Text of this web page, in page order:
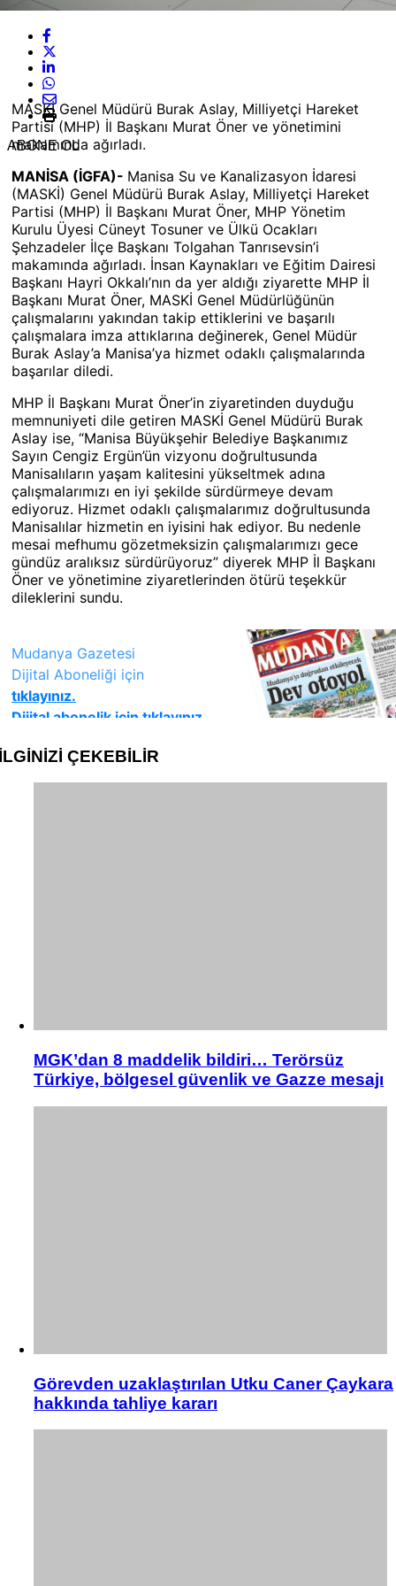
ABONE OL
MASKİ Genel Müdürü Burak Aslay, Milliyetçi Hareket
Partisi (MHP) İl Başkanı Murat Öner ve yönetimini
makamında ağırladı.
MANİSA (İGFA)- Manisa Su ve Kanalizasyon İdaresi
(MASKİ) Genel Müdürü Burak Aslay, Milliyetçi Hareket
Partisi (MHP) İl Başkanı Murat Öner, MHP Yönetim
Kurulu Üyesi Cüneyt Tosuner ve Ülkü Ocakları
Şehzadeler İlçe Başkanı Tolgahan Tanrısevsin’i
makamında ağırladı. İnsan Kaynakları ve Eğitim Dairesi
Başkanı Hayri Okkalı’nın da yer aldığı ziyarette MHP İl
Başkanı Murat Öner, MASKİ Genel Müdürlüğünün
çalışmalarını yakından takip ettiklerini ve başarılı
çalışmalara imza attıklarına değinerek, Genel Müdür
Burak Aslay’a Manisa’ya hizmet odaklı çalışmalarında
başarılar diledi.
MHP İl Başkanı Murat Öner’in ziyaretinden duyduğu
memnuniyeti dile getiren MASKİ Genel Müdürü Burak
Aslay ise, “Manisa Büyükşehir Belediye Başkanımız
Sayın Cengiz Ergün’ün vizyonu doğrultusunda
Manisalıların yaşam kalitesini yükseltmek adına
çalışmalarımızı en iyi şekilde sürdürmeye devam
ediyoruz. Hizmet odaklı çalışmalarımız doğrultusunda
Manisalılar hizmetin en iyisini hak ediyor. Bu nedenle
mesai mefhumu gözetmeksizin çalışmalarımızı gece
gündüz aralıksız sürdürüyoruz” diyerek MHP İl Başkanı
Öner ve yönetimine ziyaretlerinden ötürü teşekkür
dileklerini sundu.
ÇEKEBİLİR
MGK’dan 8 maddelik bildiri… Terörsüz
Türkiye, bölgesel güvenlik ve Gazze mesajı
Görevden uzaklaştırılan Utku Caner Çaykara
hakkında tahliye kararı